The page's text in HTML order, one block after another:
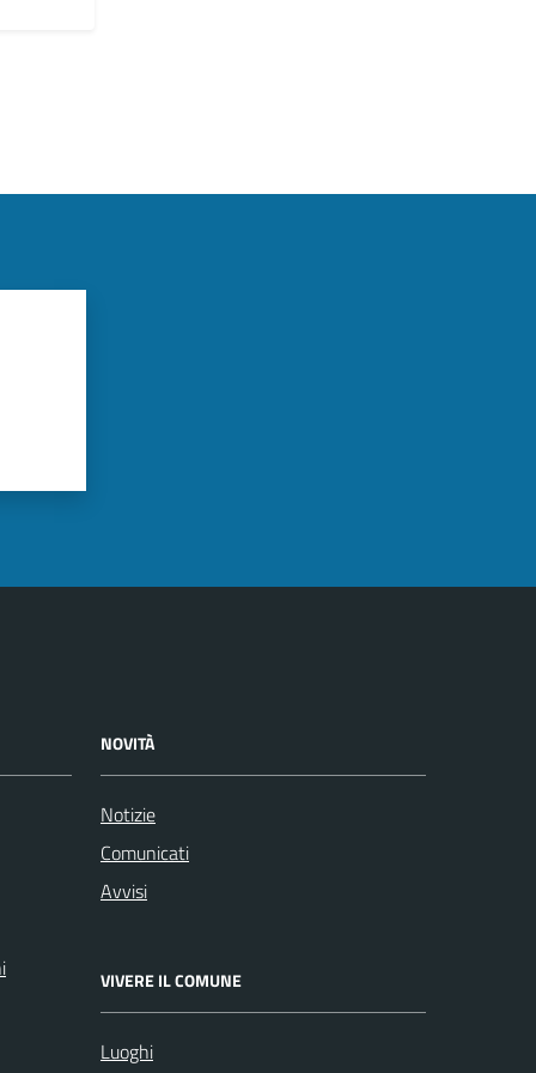
NOVITÀ
Notizie
Comunicati
Avvisi
VIVERE IL COMUNE
Luoghi